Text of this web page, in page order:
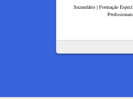
Secundário | Formação
Profissionais